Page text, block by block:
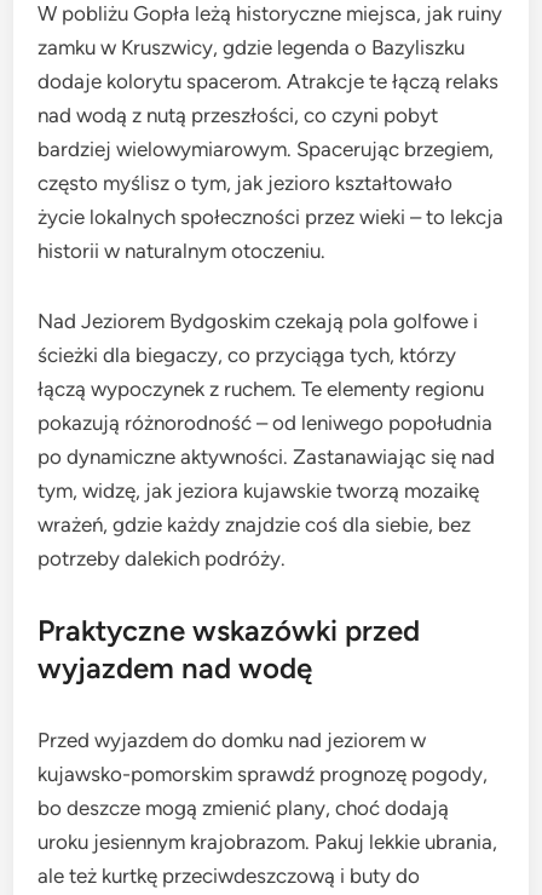
W pobliżu Gopła leżą historyczne miejsca, jak ruiny
zamku w Kruszwicy, gdzie legenda o Bazyliszku
dodaje kolorytu spacerom. Atrakcje te łączą relaks
nad wodą z nutą przeszłości, co czyni pobyt
bardziej wielowymiarowym. Spacerując brzegiem,
często myślisz o tym, jak jezioro kształtowało
życie lokalnych społeczności przez wieki – to lekcja
historii w naturalnym otoczeniu.
Nad Jeziorem Bydgoskim czekają pola golfowe i
ścieżki dla biegaczy, co przyciąga tych, którzy
łączą wypoczynek z ruchem. Te elementy regionu
pokazują różnorodność – od leniwego popołudnia
po dynamiczne aktywności. Zastanawiając się nad
tym, widzę, jak jeziora kujawskie tworzą mozaikę
wrażeń, gdzie każdy znajdzie coś dla siebie, bez
potrzeby dalekich podróży.
Praktyczne wskazówki przed
wyjazdem nad wodę
Przed wyjazdem do domku nad jeziorem w
kujawsko-pomorskim sprawdź prognozę pogody,
bo deszcze mogą zmienić plany, choć dodają
uroku jesiennym krajobrazom. Pakuj lekkie ubrania,
ale też kurtkę przeciwdeszczową i buty do